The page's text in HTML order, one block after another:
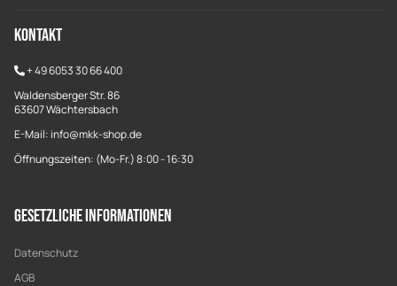
Kontakt
+49 6053 30 66 400
Waldensberger Str. 86
63607 Wächtersbach
E-Mail: info@mkk-shop.de
Öffnungszeiten: (Mo-Fr.) 8:00 - 16:30
Gesetzliche Informationen
Datenschutz
AGB